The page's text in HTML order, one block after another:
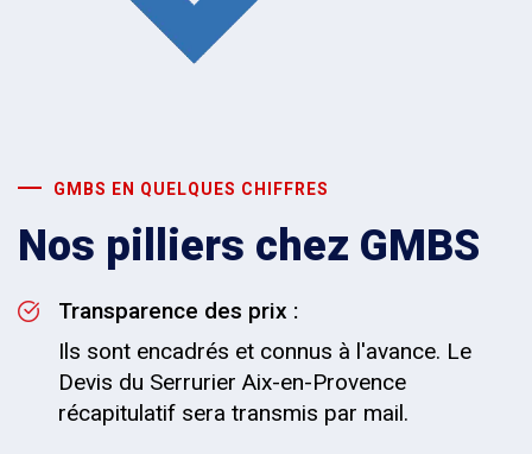
GMBS EN QUELQUES CHIFFRES
Nos pilliers chez GMBS
Transparence des prix :
Ils sont encadrés et connus à l'avance. Le
Devis du Serrurier Aix-en-Provence
récapitulatif sera transmis par mail.